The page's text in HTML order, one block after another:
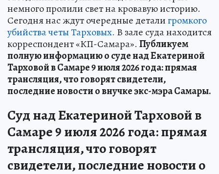
немного пролили свет на кровавую историю.
Сегодня нас ждут очередные деталигромкого
убийства четы Тарховых. В зале суда находится
корреспондент «КП-Самара». Публикуем
полную информацию о суде над Екатериной
Тарховой в Самаре 9 июля 2026 года: прямая
трансляция, что говорят свидетели,
последние новости о внучке экс-мэра Самары.
Суд над Екатериной Тарховой в
Самаре 9 июля 2026 года: прямая
трансляция, что говорят
свидетели, последние новости о